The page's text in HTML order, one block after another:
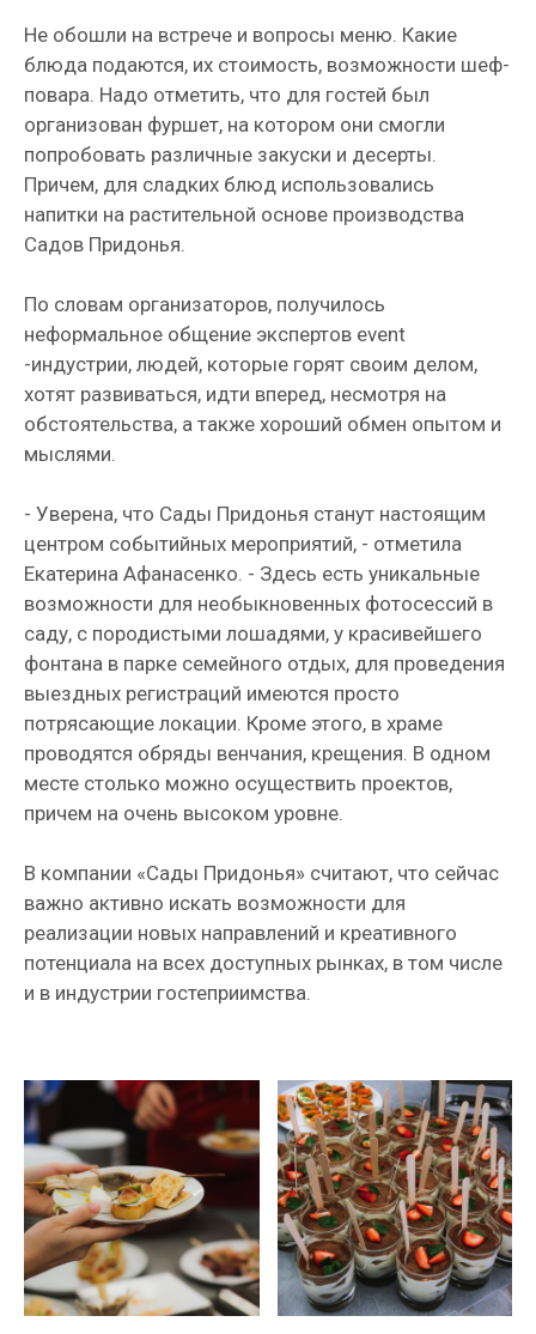
Не обошли на встрече и вопросы меню. Какие
блюда подаются, их стоимость, возможности шеф-
повара. Надо отметить, что для гостей был
организован фуршет, на котором они смогли
попробовать различные закуски и десерты.
Причем, для сладких блюд использовались
напитки на растительной основе производства
Садов Придонья.
По словам организаторов, получилось
неформальное общение экспертов event
-индустрии, людей, которые горят своим делом,
хотят развиваться, идти вперед, несмотря на
обстоятельства, а также хороший обмен опытом и
мыслями.
- Уверена, что Сады Придонья станут настоящим
центром событийных мероприятий, - отметила
Екатерина Афанасенко. - Здесь есть уникальные
возможности для необыкновенных фотосессий в
саду, с породистыми лошадями, у красивейшего
фонтана в парке семейного отдых, для проведения
выездных регистраций имеются просто
потрясающие локации. Кроме этого, в храме
проводятся обряды венчания, крещения. В одном
месте столько можно осуществить проектов,
причем на очень высоком уровне.
В компании «Сады Придонья» считают, что сейчас
важно активно искать возможности для
реализации новых направлений и креативного
потенциала на всех доступных рынках, в том числе
и в индустрии гостеприимства.